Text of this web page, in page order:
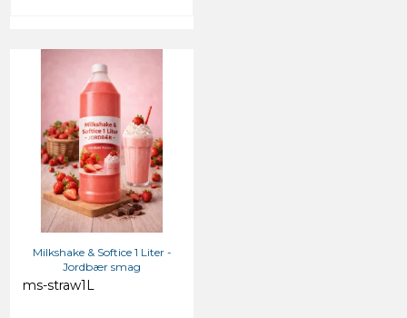
Milkshake & Softice 1 Liter -
Jordbær smag
ms-straw1L